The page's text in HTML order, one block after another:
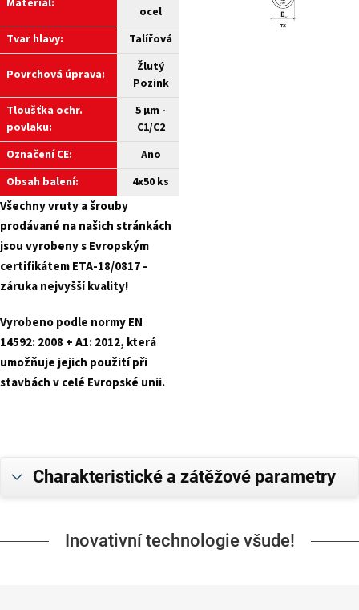
Materiál:
ocel
Tvar hlavy:
Talířová
Povrchová úprava:
Žlutý
Pozink
Tloušťka ochr.
povlaku:
5 µm -
C1/C2
Označení CE:
Ano
Obsah balení:
4x50 ks
Všechnyvruty ašrouby
prodávané na našich stránkách
jsou vyrobeny s Evropským
certifikátem ETA-18/0817 -
záruka nejvyšší kvality!
Vyrobeno podle normy EN
14592: 2008 + A1: 2012, která
umožňuje jejich použití při
stavbách v celé Evropské unii.
Charakteristické a zátěžové parametry
Inovativní technologie všude!